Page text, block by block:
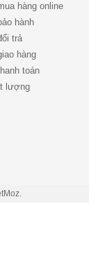
hàng online
hành
trả
hàng
toán
lượng
.